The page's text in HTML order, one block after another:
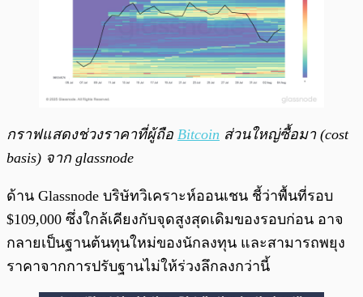
กราฟแสดงช่วงราคาที่ผู้ถือ Bitcoin ส่วนใหญ่ซื้อมา (cost
basis) จาก glassnode
ด้าน Glassnode บริษัทวิเคราะห์ออนเชน ชี้ว่าพื้นที่รอบ
$109,000 ซึ่งใกล้เคียงกับจุดสูงสุดเดิมของรอบก่อน อาจ
กลายเป็นฐานต้นทุนใหม่ของนักลงทุน และสามารถพยุง
ราคาจากการปรับฐานไม่ให้ร่วงลึกลงกว่านี้